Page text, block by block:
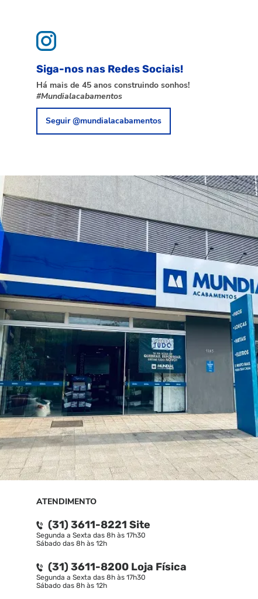
Siga-nos nas Redes Sociais!
Há mais de 45 anos construindo sonhos!
#Mundialacabamentos
Seguir @mundialacabamentos
ATENDIMENTO
(31) 3611-8221 Site
Segunda a Sexta das 8h às 17h30
Sábado das 8h às 12h
(31) 3611-8200 Loja Física
Segunda a Sexta das 8h às 17h30
Sábado das 8h às 12h